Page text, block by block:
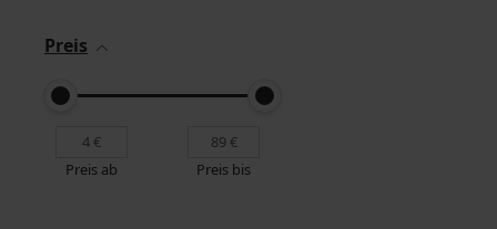
Preis
Preis ab Preis bis